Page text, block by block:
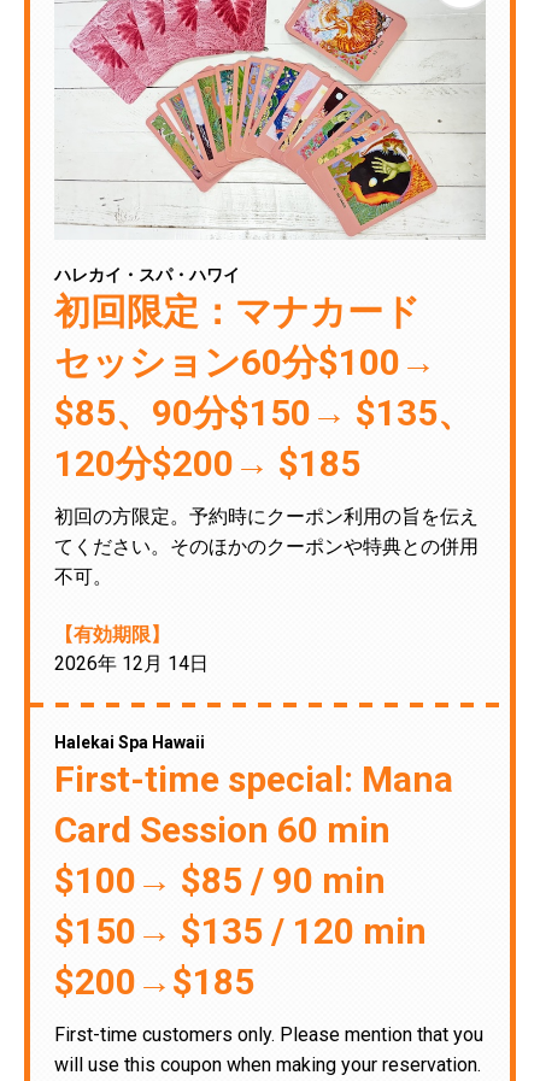
ハレカイ・スパ・ハワイ
初回限定：マナカード
セッション60分$100→
$85、90分$150→ $135、
120分$200→ $185
初回の方限定。予約時にクーポン利用の旨を伝え
てください。そのほかのクーポンや特典との併用
不可。
【有効期限】
2026年 12月 14日
Halekai Spa Hawaii
First-time special: Mana
Card Session 60 min
$100→ $85 / 90 min
$150→ $135 / 120 min
$200→$185
First-time customers only. Please mention that you
will use this coupon when making your reservation.